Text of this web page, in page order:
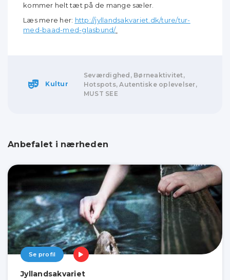
kommer helt tæt på de mange sæler.
Læs mere her: http://jyllandsakvariet.dk/ture/tur-
med-baad-med-glasbund/
Kultur
Seværdighed, Børneaktivitet,
Hotspots, Autentiske oplevelser,
MUST SEE
Anbefalet i nærheden
Se profil
Jyllandsakvariet